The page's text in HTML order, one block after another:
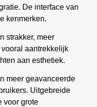
De interface van
kenmerken.
strakker, meer
aantrekkelijk
aan esthetiek.
meer geavanceerde
Uitgebreide
voor grote